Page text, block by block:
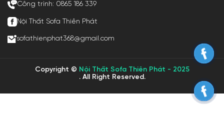
Công trình: 0865 186 339
Nội Thất Sofa Thiên Phát
sofathienphat368@gmail.com
Copyright © Nội Thất Sofa Thiên Phát - 2025
. All Right Reserved.